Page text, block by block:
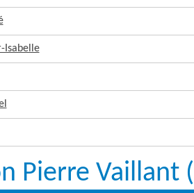
Isabelle
Pierre Vaillant